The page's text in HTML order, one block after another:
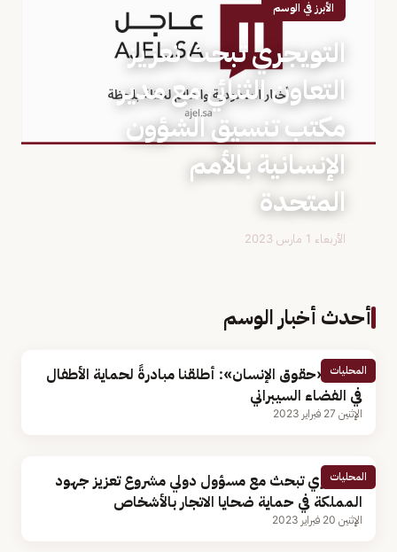
الأبرز في الوسم
التويجري تبحث تعزيز
التعاون الثنائي مع مدير
مكتب تنسيق الشؤون
الإنسانية بالأمم
المتحدة
الأربعاء 1 مارس 2023
أحدث أخبار الوسم
المحليات
رئيس «حقوق الإنسان»: أطلقنا مبادرةً لحماية الأطفال
في الفضاء السيبراني
الإثنين 27 فبراير 2023
المحليات
التويجري تبحث مع مسؤول دولي مشروع تعزيز جهود
المملكة في حماية ضحايا الاتجار بالأشخاص
الإثنين 20 فبراير 2023